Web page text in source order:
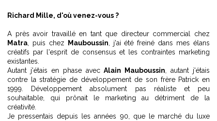
Richard Mille, d'où venez-vous ?
A près avoir travaillé en tant que directeur commercial chez
Matra , puis chez Mauboussin , j'ai été freiné dans mes élans
créatifs par l'esprit de consensus et les contraintes marketing
existantes.
Autant j'étais en phase avecAlain Mauboussin , autant j'étais
contre la stratégie de développement de son frère Patrick en
1999. Développement absolument pas réaliste et peu
souhaitable, qui prônait le marketing au détriment de la
créativité.
Je pressentais depuis les années 90, que le marché du luxe